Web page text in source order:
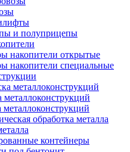
и полуприцепы
накопители открытые
накопители специальные
металлоконструкций
металлоконструкций
металлоконструкций
обработка металла
контейнеры